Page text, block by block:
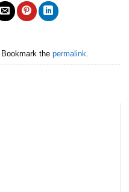
. Bookmark the permalink